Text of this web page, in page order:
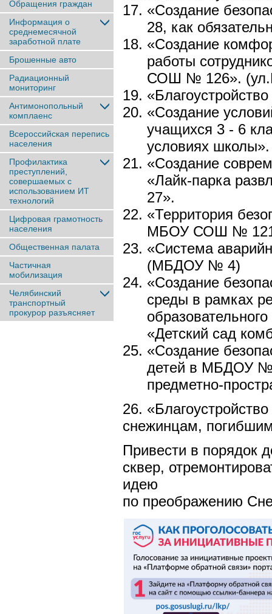
Обращения граждан
Информация о
среднемесячной
заработной плате
Брошенные авто
Радиационный
мониторинг
Антимонопольный
комплаенс
Всероссийская перепись
населения
Профилактика
преступлений,
совершаемых с
использованием ИТ
технологий
Цифровая грамотность
населения
Общественная палата
Частичная
мобилизация
Челябинский
транспортный
прокурор разъясняет
«Создание
28, как
«Создание
работы
СОШ № 126».
«Создание
учащихся 3 - 6
условиях
«Создание
«Лайк-парка
27».
«Территория
МБОУ СОШ №
«Система
(МБДОУ № 4)
«Создание
среды в рамках
«Детский сад
«Создание
детей в МБДОУ №
предметно-
26.
снежинцам,
Привести в порядок
сквер,
идею
по преображению